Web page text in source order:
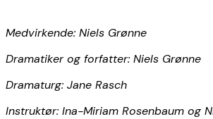
Medvirkende: Niels Grønne
Dramatiker og forfatter: Niels Grønne
Dramaturg: Jane Rasch
Instruktør: Ina-Miriam Rosenbaum og